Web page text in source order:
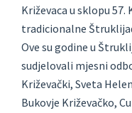
Križevaca u sklopu
tradicionalne
Ove su godine u
sudjelovali mjesni
Križevački, Sveta
Bukovje Križevačko,